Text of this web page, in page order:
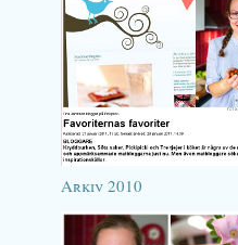
Arkiv 2010